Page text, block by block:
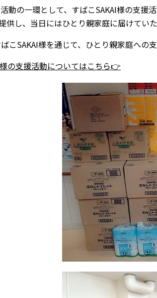
動の一環として、すばこSAKAI様の支
供し、当日にはひとり親家庭に届けていた
こSAKAI様を通じて、ひとり親家庭への
の支援活動についてはこちら👉